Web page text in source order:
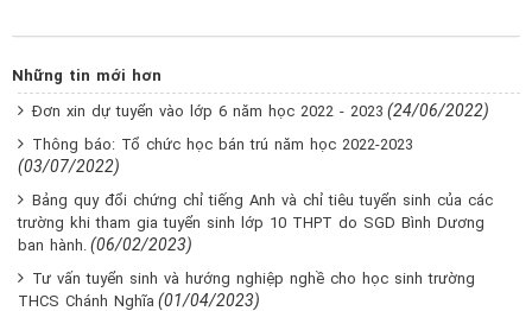
Những tin mới hơn
Đơn xin dự tuyển vào lớp 6 năm học 2022 - 2023 (24/06/2022)
Thông báo: Tổ chức học bán trú năm học 2022-2023
(03/07/2022)
Bảng quy đổi chứng chỉ tiếng Anh và chỉ tiêu tuyển sinh của các
trường khi tham gia tuyển sinh lớp 10 THPT do SGD Bình Dương
ban hành. (06/02/2023)
Tư vấn tuyển sinh và hướng nghiệp nghề cho học sinh trường
THCS Chánh Nghĩa (01/04/2023)